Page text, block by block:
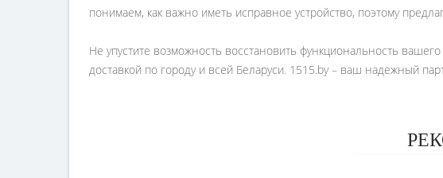
понимаем, как важно иметь исправное устройство, поэтому
Не упустите возможность восстановить функциональность
доставкой по городу и всей Беларуси. 1515.by – ваш надежный